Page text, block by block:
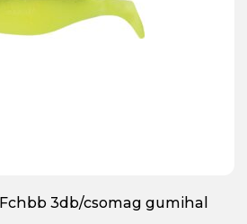
3db/csomag gumihal